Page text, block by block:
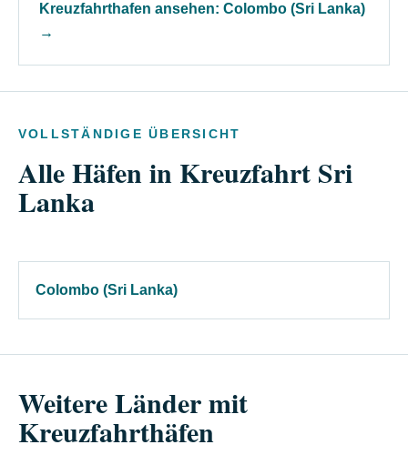
Kreuzfahrthafen ansehen: Colombo (Sri Lanka)
→
VOLLSTÄNDIGE ÜBERSICHT
Alle Häfen in Kreuzfahrt Sri
Lanka
Colombo (Sri Lanka)
Weitere Länder mit
Kreuzfahrthäfen